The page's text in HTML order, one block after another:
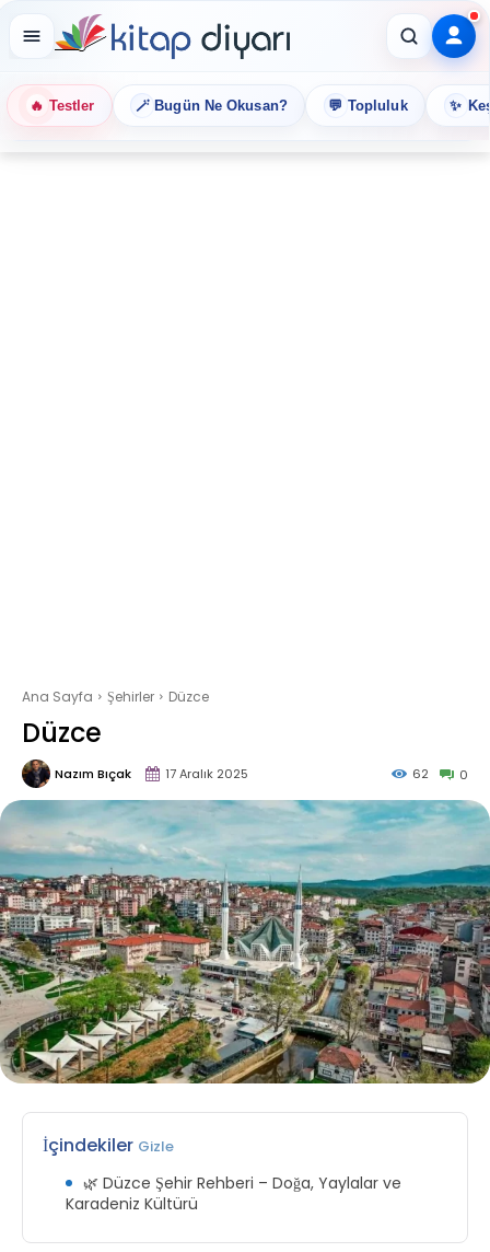
🔥 Testler 🪄 Bugün Ne Okusan? 💬 Topluluk ✨
Ana Sayfa Şehirler Düzce
Düzce
Nazım Bıçak 17 Aralık 2025 0
62
İçindekiler Gizle
🌿 Düzce Şehir Rehberi – Doğa, Yaylalar ve
Karadeniz Kültürü